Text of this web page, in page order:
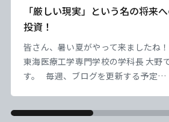
「厳しい現実」という名の将来
投資！
皆さん、暑い夏がやって来ましたね！
東海医療工学専門学校の学科長 大野
す。 毎週、ブログを更新する予定
し訳ございません！ 現在、2年生は
専門学校
専門学校
専門学校
専門学校